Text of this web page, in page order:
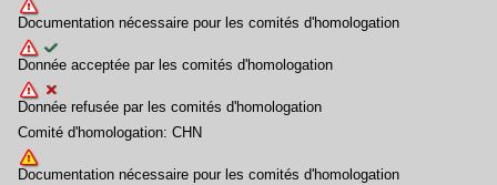
Documentation nécessaire pour les comités d'homologation
Donnée acceptée par les comités d'homologation
Donnée refusée par les comités d'homologation
Comité d'homologation: CHN
Documentation nécessaire pour les comités d'homologation